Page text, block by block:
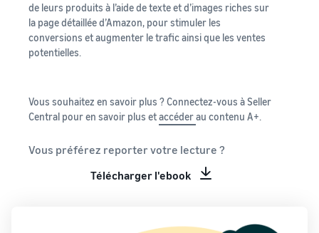
de leurs produits à l’aide de texte et d’images riches sur
la page détaillée d’Amazon, pour stimuler les
conversions et augmenter le trafic ainsi que les ventes
potentielles.
Vous souhaitez en savoir plus ? Connectez-vous à Seller
Central pour en savoir plus etaccéderau contenu A+.
Vous préférez reporter votre lecture ?
Télécharger l'ebook